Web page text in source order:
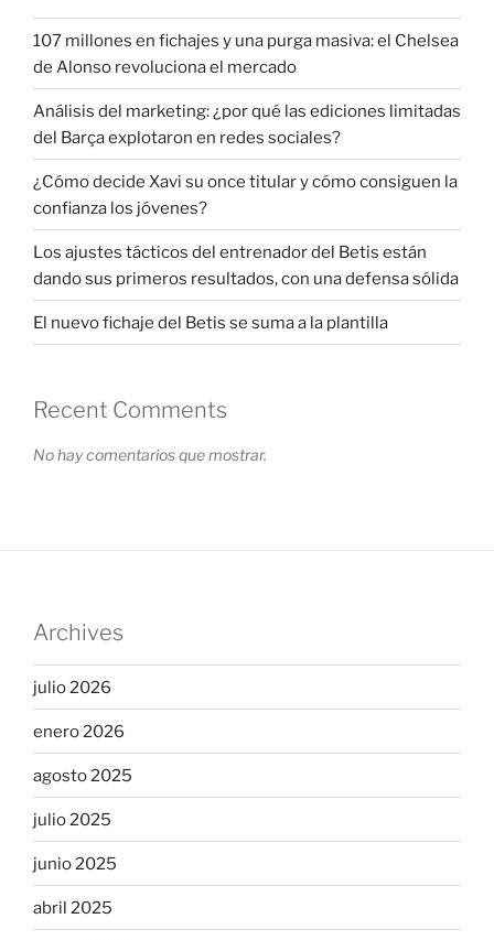
107 millones en fichajes y una purga masiva: el Chelsea
de Alonso revoluciona el mercado
Análisis del marketing: ¿por qué las ediciones limitadas
del Barça explotaron en redes sociales?
¿Cómo decide Xavi su once titular y cómo consiguen la
confianza los jóvenes?
Los ajustes tácticos del entrenador del Betis están
dando sus primeros resultados, con una defensa sólida
El nuevo fichaje del Betis se suma a la plantilla
Recent Comments
No hay comentarios que mostrar.
Archives
julio 2026
enero 2026
agosto 2025
julio 2025
junio 2025
abril 2025